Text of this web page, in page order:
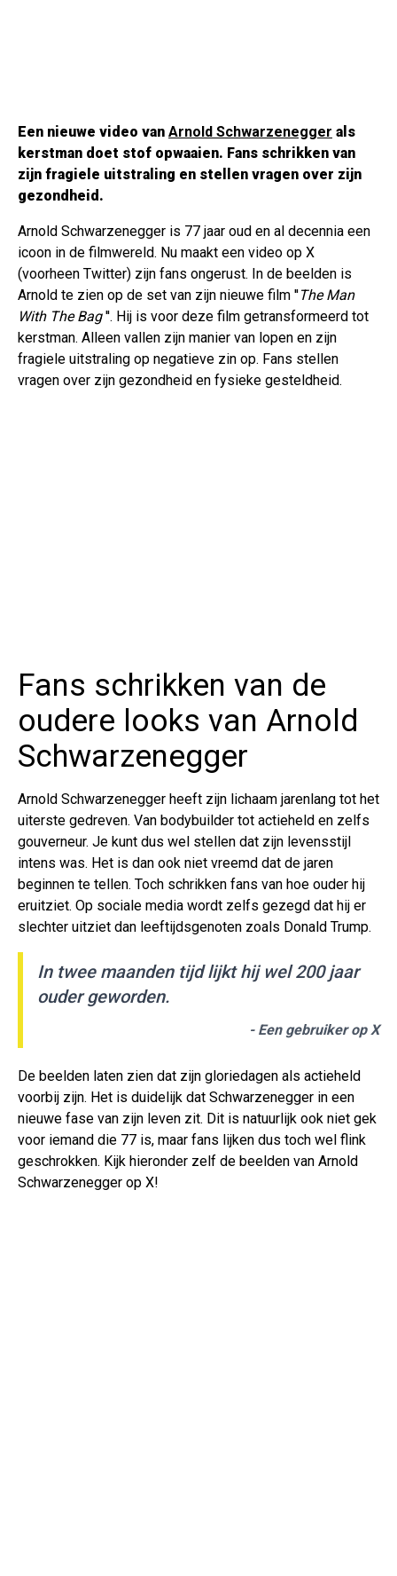
Een nieuwe video van Arnold Schwarzenegger als
kerstman doet stof opwaaien. Fans schrikken van
zijn fragiele uitstraling en stellen vragen over zijn
gezondheid.
Arnold Schwarzenegger is 77 jaar oud en al decennia een
icoon in de filmwereld. Nu maakt een video op X
(voorheen Twitter) zijn fans ongerust. In de beelden is
Arnold te zien op de set van zijn nieuwe film ''The Man
With The Bag''. Hij is voor deze film getransformeerd tot
kerstman. Alleen vallen zijn manier van lopen en zijn
fragiele uitstraling op negatieve zin op. Fans stellen
vragen over zijn gezondheid en fysieke gesteldheid.
Fans schrikken van de
oudere looks van Arnold
Schwarzenegger
Arnold Schwarzenegger heeft zijn lichaam jarenlang tot het
uiterste gedreven. Van bodybuilder tot actieheld en zelfs
gouverneur. Je kunt dus wel stellen dat zijn levensstijl
intens was. Het is dan ook niet vreemd dat de jaren
beginnen te tellen. Toch schrikken fans van hoe ouder hij
eruitziet. Op sociale media wordt zelfs gezegd dat hij er
slechter uitziet dan leeftijdsgenoten zoals Donald Trump.
In twee maanden tijd lijkt hij wel 200 jaar
ouder geworden.
- Een gebruiker op X
De beelden laten zien dat zijn gloriedagen als actieheld
voorbij zijn. Het is duidelijk dat Schwarzenegger in een
nieuwe fase van zijn leven zit. Dit is natuurlijk ook niet gek
voor iemand die 77 is, maar fans lijken dus toch wel flink
geschrokken. Kijk hieronder zelf de beelden van Arnold
Schwarzenegger op X!